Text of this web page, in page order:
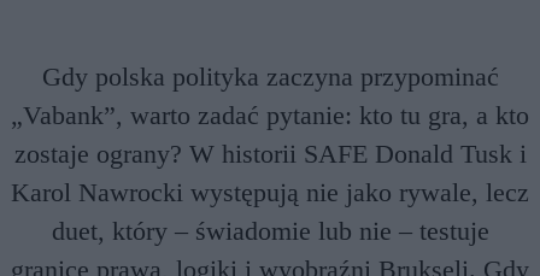
Gdy polska polityka zaczyna przypominać
„Vabank”, warto zadać pytanie: kto tu gra, a kto
zostaje ograny? W historii SAFE Donald Tusk i
Karol Nawrocki występują nie jako rywale, lecz
duet, który – świadomie lub nie – testuje
granice prawa, logiki i wyobraźni Brukseli. Gdy